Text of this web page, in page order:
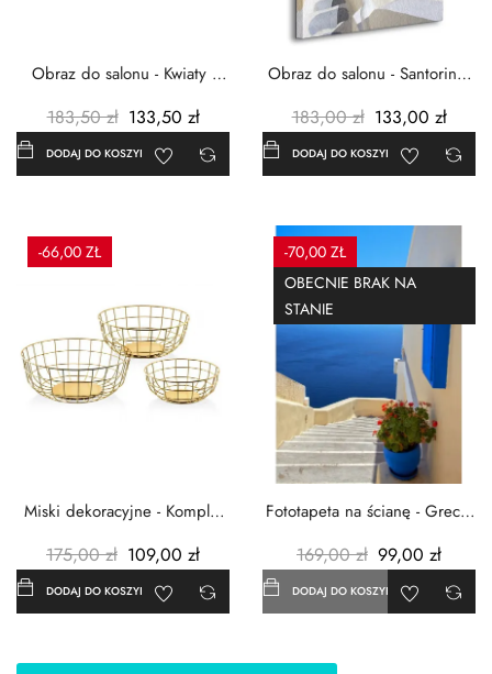
Obraz do salonu - Kwiaty -
183,50 zł 133,50 zł
DODAJ DO KOSZYKA
Obraz do salonu - Santorini -
183,00 zł 133,00 zł
DODAJ DO KOSZYKA
-66,00 ZŁ
Miski dekoracyjne - Komplet
175,00 zł 109,00 zł
DODAJ DO KOSZYKA
-70,00 ZŁ
OBECNIE BRAK NA
STANIE
Fototapeta na ścianę - Grecja
169,00 zł 99,00 zł
DODAJ DO KOSZYKA